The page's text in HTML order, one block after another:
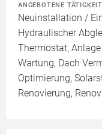
ANGEBOTENE
Neuinstallation /
Hydraulischer
Thermostat,
Wartung, Dach
Optimierung,
Renovierung,